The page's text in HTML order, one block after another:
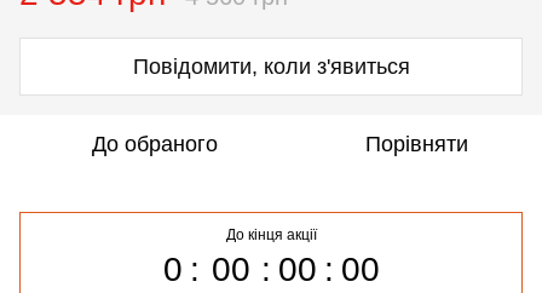
Повідомити, коли з'явиться
До обраного Порівняти
До кінця акції
0 00 00 00